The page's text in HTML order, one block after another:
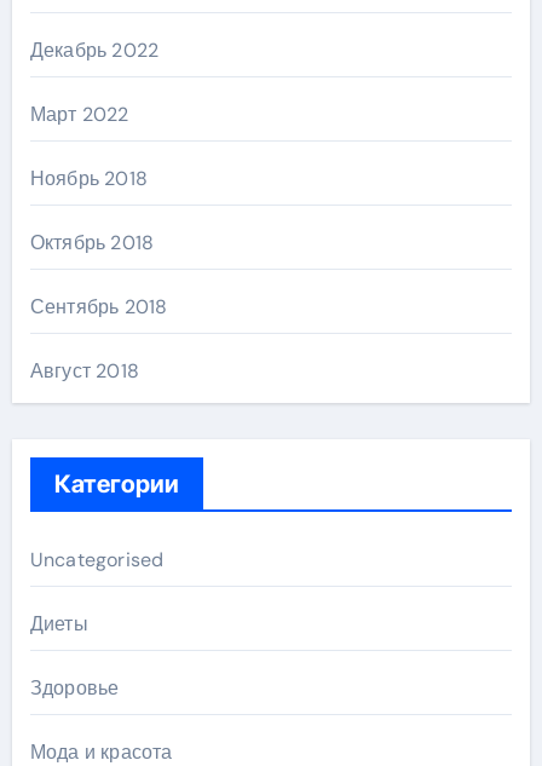
Декабрь 2022
Март 2022
Ноябрь 2018
Октябрь 2018
Сентябрь 2018
Август 2018
Категории
Uncategorised
Диеты
Здоровье
Мода и красота